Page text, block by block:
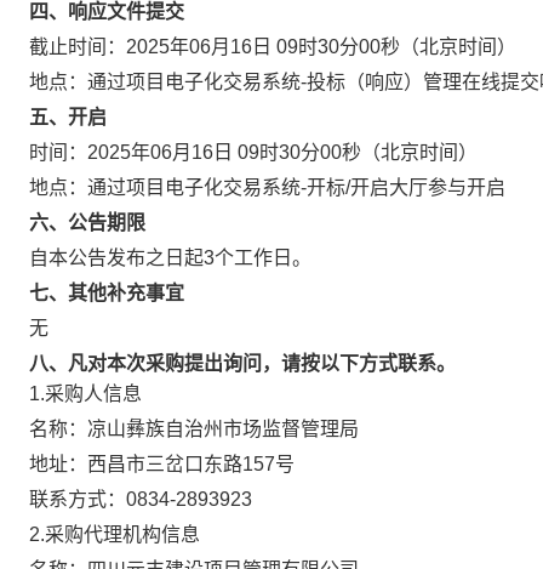
四、响应文件提交
截止时间： 2025年06月16日 09时30分00秒 （北京时间）
地点： 通过项目电子化交易系统-投标（响应）管理在线提
五、开启
时间： 2025年06月16日 09时30分00秒 （北京时间）
地点： 通过项目电子化交易系统-开标/开启大厅参与开启
六、公告期限
自本公告发布之日起3个工作日。
七、其他补充事宜
无
八、凡对本次采购提出询问，请按以下方式联系。
1.采购人信息
名称： 凉山彝族自治州市场监督管理局
地址： 西昌市三岔口东路157号
联系方式： 0834-2893923
2.采购代理机构信息